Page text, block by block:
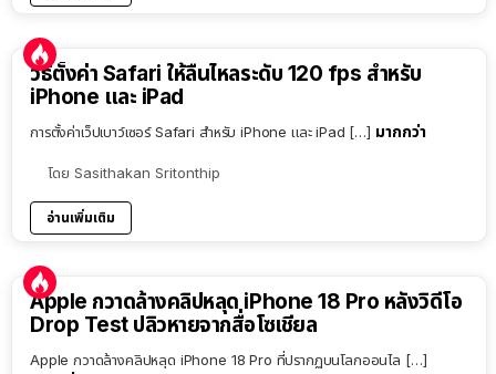
วิธีตั้งค่า Safari ให้ลื่นไหลระดับ 120 fps สำหรับ
iPhone และ iPad
การตั้งค่าเว็ปเบาว์เซอร์ Safari สำหรับ iPhone และ iPad […] มากกว่า
โดย Sasithakan Sritonthip
อ่านเพิ่มเติม
Apple กวาดล้างคลิปหลุด iPhone 18 Pro หลังวิดีโอ
Drop Test ปลิวหายจากสื่อโซเชียล
Apple กวาดล้างคลิปหลุด iPhone 18 Pro ที่ปรากฏบนโลกออนไล […]